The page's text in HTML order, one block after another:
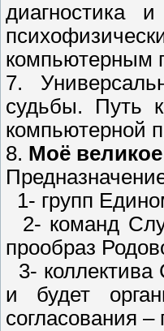
диагностика
компьютерным
7.
судьбы. Путь
компьютерной
8. Моё
1- групп
2- команд
прообраз
3-
и будет
согласования